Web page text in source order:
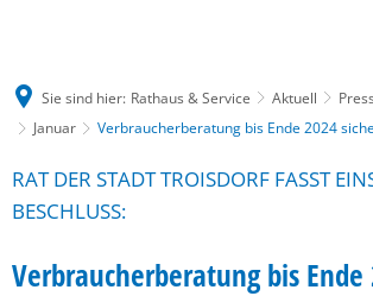
Sie sind hier: Rathaus & Service Aktuell
Januar
Verbraucherberatung bis Ende 2024
RAT DER STADT TROISDORF FASST
BESCHLUSS:
Verbraucherberatung bis Ende